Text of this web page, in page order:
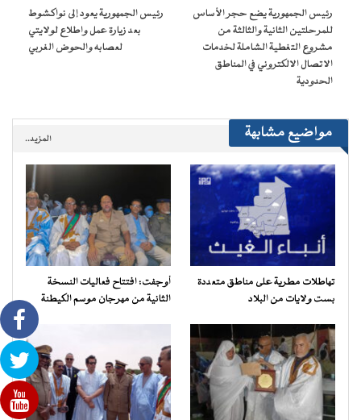
نافذة
جديدة)
رئيس الجمهورية يضع حجر الأساس
للمرحلتين الثانية والثالثة من
مشروع التغطية الشاملة لخدمات
الاتصال الالكتروني في المناطق
الحدودية
رئيس الجمهورية يعود إلى نواكشوط
بعد زيارة عمل واطلاع لولايتي
لعصابه والحوض الغربي‎
مواضيع مشابهة المزيد..
تهاطلات مطرية على مناطق متعددة
بست ولايات من البلاد
أوجفت: افتتاح فعاليات النسخة
الثانية من مهرجان موسم الكيطنة